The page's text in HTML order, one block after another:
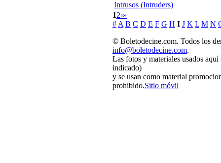
Intrusos (Intruders)
12›»
# A B C D E F G H I J K L M N
© Boletodecine.com. Todos los
info@boletodecine.com.
Las fotos y materiales usados
indicado)
y se usan como material
prohibido.Sitio móvil